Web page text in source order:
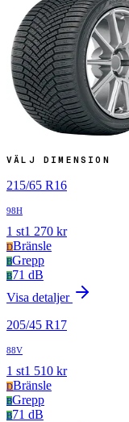
VÄLJ DIMENSION
215/65 R16
98H
1 st1 270 kr
DBränsle
BGrepp
B71 dB
Visa detaljer
205/45 R17
88V
1 st1 510 kr
DBränsle
BGrepp
B71 dB